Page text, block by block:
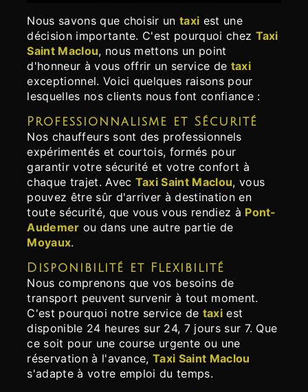
Nous savons que choisir untaxi est une
décision importante. C'est pourquoi chez Taxi
Saint Maclou, nous mettons un point
d'honneur à vous offrir un service de taxi
exceptionnel. Voici quelques raisons pour
lesquelles nos clients nous font confiance :
Professionnalisme et Sécurité
Nos chauffeurs sont des professionnels
expérimentés et courtois, formés pour
garantir votre sécurité et votre confort à
chaque trajet. Avec Taxi Saint Maclou, vous
pouvez être sûr d'arriver à destination en
toute sécurité, que vous vous rendiez à Pont-
Audemer ou dans une autre partie de
Moyaux.
Disponibilité et Flexibilité
Nous comprenons que vos besoins de
transport peuvent survenir à tout moment.
C'est pourquoi notre service de taxiest
disponible 24 heures sur 24, 7 jours sur 7. Que
ce soit pour une course urgente ou une
réservation à l'avance,Taxi Saint Maclou
s'adapte à votre emploi du temps.